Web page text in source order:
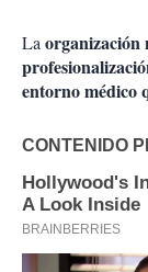
Laorganización
entorno médico